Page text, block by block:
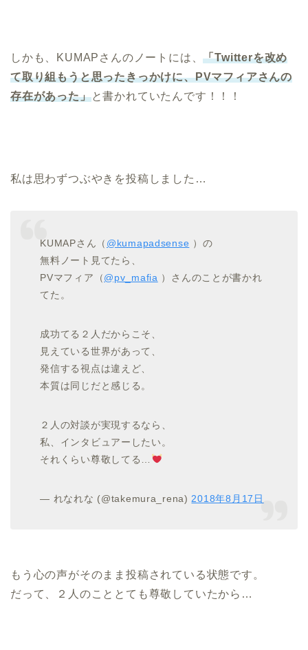
しかも、KUMAPさんのノートには、「Twitterを改め
て取り組もうと思ったきっかけに、PVマフィアさんの
存在があった」と書かれていたんです！！！
私は思わずつぶやきを投稿しました…
KUMAPさん（ @kumapadsense ）の
無料ノート見てたら、
PVマフィア（@pv_mafia ）さんのことが書かれ
てた。
成功てる２人だからこそ、
見えている世界があって、
発信する視点は違えど、
本質は同じだと感じる。
２人の対談が実現するなら、
私、インタビュアーしたい。
それくらい尊敬してる…
— れなれな (@takemura_rena) 2018年8月17日
もう心の声がそのまま投稿されている状態です。
だって、２人のこととても尊敬していたから…